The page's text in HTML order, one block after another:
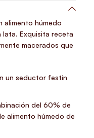
alimento húmedo
Exquisita receta
macerados que
un seductor festín
del 60% de
alimento húmedo de